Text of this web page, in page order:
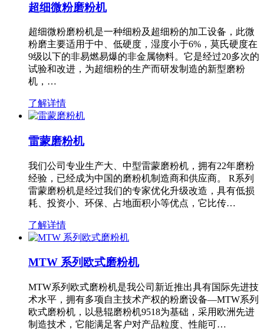
超细微粉磨粉机
超细微粉磨粉机是一种细粉及超细粉的加工设备，此微
粉磨主要适用于中、低硬度，湿度小于6%，莫氏硬度在
9级以下的非易燃易爆的非金属物料。它是经过20多次的
试验和改进，为超细粉的生产而研发制造的新型磨粉
机，…
了解详情
雷蒙磨粉机
我们公司专业生产大、中型雷蒙磨粉机，拥有22年磨粉
经验，已经成为中国的磨粉机制造商和供应商。 R系列
雷蒙磨粉机是经过我们的专家优化升级改造，具有低损
耗、投资小、环保、占地面积小等优点，它比传…
了解详情
MTW 系列欧式磨粉机
MTW系列欧式磨粉机是我公司新近推出具有国际先进技
术水平，拥有多项自主技术产权的粉磨设备—MTW系列
欧式磨粉机，以悬辊磨粉机9518为基础，采用欧洲先进
制造技术，它能满足客户对产品粒度、性能可…